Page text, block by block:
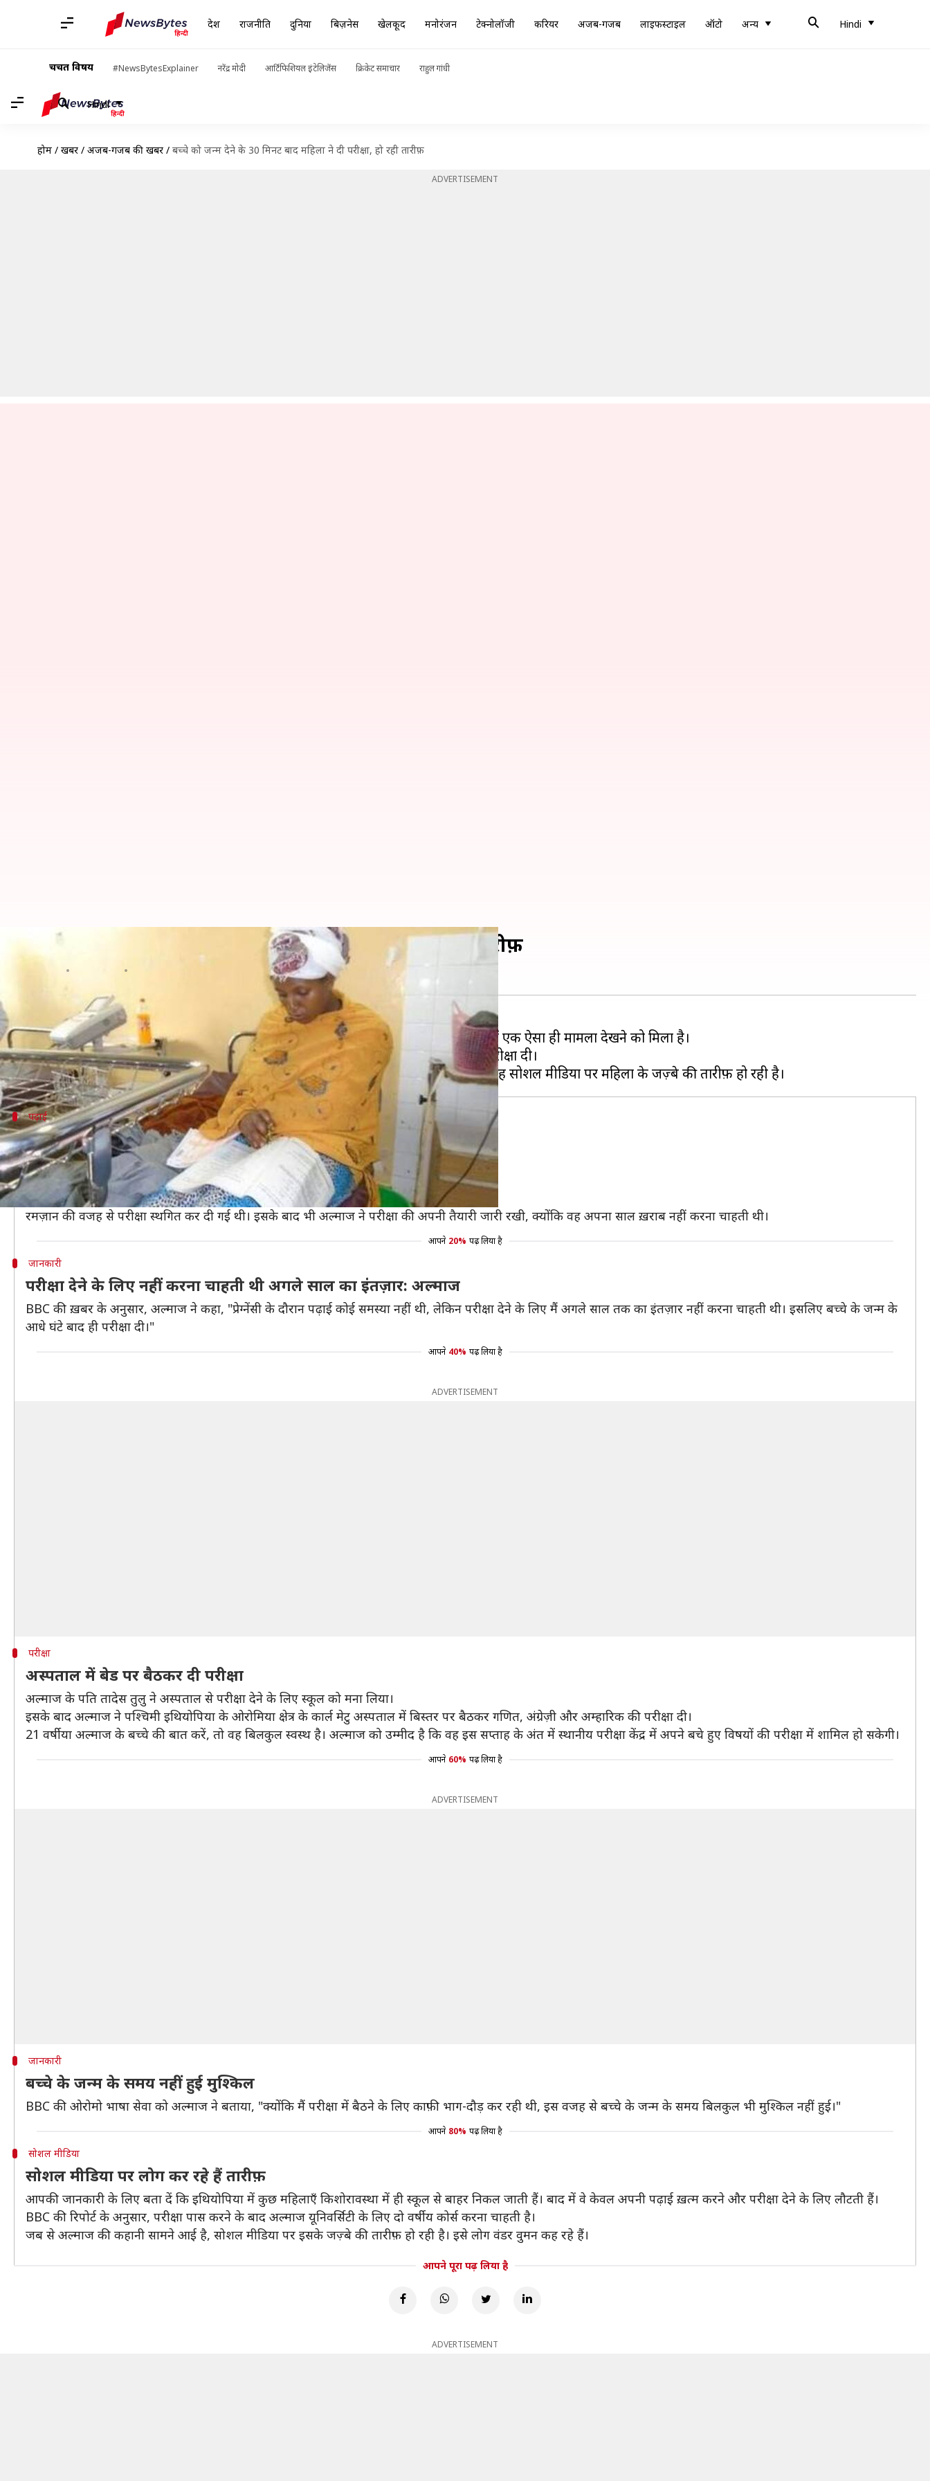
देश राजनीति दुनिया बिज़नेस खेलकूद मनोरंजन टेक्नोलॉजी करियर अजब-गजब लाइफस्टाइल ऑटो अन्य Hindi
चर्चित विषय #NewsBytesExplainer नरेंद्र मोदी आर्टिफिशियल इंटेलिजेंस क्रिकेट समाचार राहुल गांधी
Hindi
होम / खबरें / अजब-गजब की खबरें / बच्चे को जन्म देने के 30 मिनट बाद महिला ने दी परीक्षा, हो रही तारीफ़
ADVERTISEMENT
बच्चे को जन्म देने के 30 मिनट बाद महिला ने दी परीक्षा, हो रही तारीफ़
इस दुनिया में कई ऐसे लोग हैं, जो समय-समय पर अपने जज़्बे से दुनिया को हैरान कर देते हैं। हाल ही में एक ऐसा ही मामला देखने को मिला है।
दरअसल, इथियोपिया की एक महिला ने बच्चे को जन्म देने के आधे घंटे बाद ही सेकेंडरी स्कूल की परीक्षा दी।
पढ़ाई
प्रेग्नेंसी के दौरान कर रही थी पढ़ाई
बता दें कि अल्माज डेरेज नाम की महिला प्रेग्नेंसी के दौरान पढ़ाई कर रही थी।
उसे उम्मीद थी कि डिलीवरी डेट आने से पहले ही उसकी परीक्षा हो जाएगी, लेकिन ऐसा हुआ नहीं।
महिला की डिलीवरी डेट परीक्षा से एक महीने पहले की थी।
रमज़ान की वजह से परीक्षा स्थगित कर दी गई थी। इसके बाद भी अल्माज ने परीक्षा की अपनी तैयारी जारी रखी, क्योंकि वह अपना साल ख़राब नहीं करना चाहती थी।
आपने 20% पढ़ लिया है
जानकारी
परीक्षा देने के लिए नहीं करना चाहती थी अगले साल का इंतज़ार: अल्माज
BBC की ख़बर के अनुसार, अल्माज ने कहा, "प्रेग्नेंसी के दौरान पढ़ाई कोई समस्या नहीं थी, लेकिन परीक्षा देने के लिए मैं अगले साल तक का इंतज़ार नहीं करना चाहती थी। इसलिए बच्चे के जन्म के
आधे घंटे बाद ही परीक्षा दी।"
आपने 40% पढ़ लिया है
ADVERTISEMENT
परीक्षा
अस्पताल में बेड पर बैठकर दी परीक्षा
अल्माज के पति तादेस तुलु ने अस्पताल से परीक्षा देने के लिए स्कूल को मना लिया।
इसके बाद अल्माज ने पश्चिमी इथियोपिया के ओरोमिया क्षेत्र के कार्ल मेटु अस्पताल में बिस्तर पर बैठकर गणित, अंग्रेज़ी और अम्हारिक की परीक्षा दी।
21 वर्षीया अल्माज के बच्चे की बात करें, तो वह बिलकुल स्वस्थ है। अल्माज को उम्मीद है कि वह इस सप्ताह के अंत में स्थानीय परीक्षा केंद्र में अपने बचे हुए विषयों की परीक्षा में शामिल हो सकेगी।
आपने 60% पढ़ लिया है
ADVERTISEMENT
जानकारी
बच्चे के जन्म के समय नहीं हुई मुश्किल
BBC की ओरोमो भाषा सेवा को अल्माज ने बताया, "क्योंकि मैं परीक्षा में बैठने के लिए काफ़ी भाग-दौड़ कर रही थी, इस वजह से बच्चे के जन्म के समय बिलकुल भी मुश्किल नहीं हुई।"
आपने 80% पढ़ लिया है
सोशल मीडिया
सोशल मीडिया पर लोग कर रहे हैं तारीफ़
आपकी जानकारी के लिए बता दें कि इथियोपिया में कुछ महिलाएँ किशोरावस्था में ही स्कूल से बाहर निकल जाती हैं। बाद में वे केवल अपनी पढ़ाई ख़त्म करने और परीक्षा देने के लिए लौटती हैं।
BBC की रिपोर्ट के अनुसार, परीक्षा पास करने के बाद अल्माज यूनिवर्सिटी के लिए दो वर्षीय कोर्स करना चाहती है।
जब से अल्माज की कहानी सामने आई है, सोशल मीडिया पर इसके जज़्बे की तारीफ़ हो रही है। इसे लोग वंडर वुमन कह रहे हैं।
आपने पूरा पढ़ लिया है
ADVERTISEMENT